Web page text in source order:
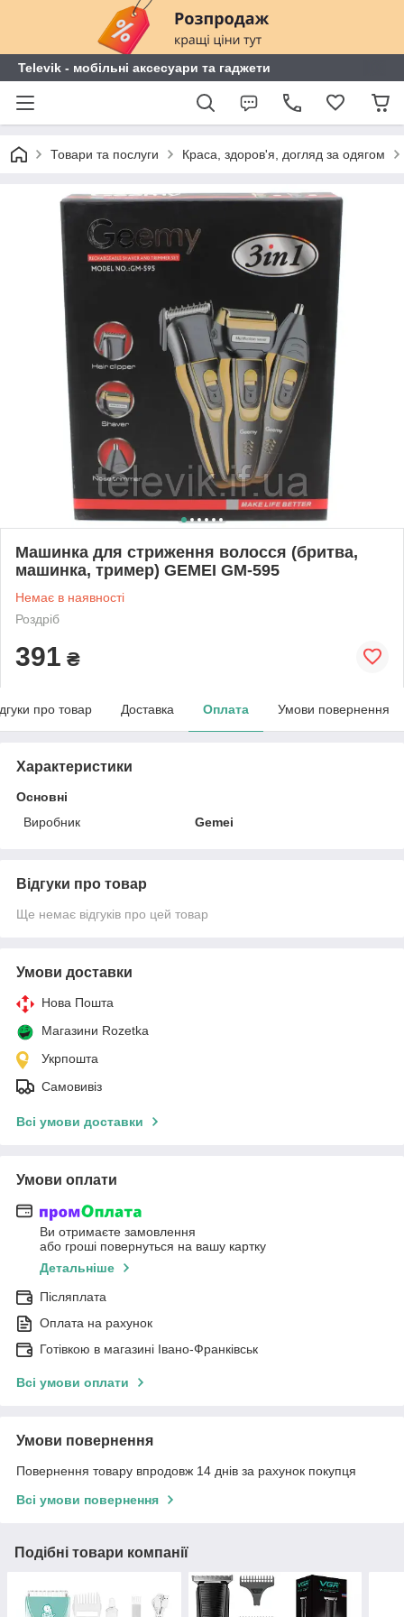
Televik - мобільні аксесуари та гаджети
Товари та послуги Краса, здоров'я, догляд за одягом
Машинка для стриження волосся (бритва,
машинка, тример) GEMEI GM-595
Немає в наявності
Роздріб
391 ₴
про товар Доставка Оплата Умови повернення
Характеристики
Основні
Виробник
Gemei
Відгуки про товар
Ще немає відгуків про цей товар
Умови доставки
Нова Пошта
Магазини Rozetka
Укрпошта
Самовивіз
Всі умови доставки
Умови оплати
Ви отримаєте замовлення
або гроші повернуться на вашу картку
Детальніше
Післяплата
Оплата на рахунок
Готівкою в магазині Івано-Франківськ
Всі умови оплати
Умови повернення
Повернення товару впродовж 14 днів за рахунок покупця
Всі умови повернення
Подібні товари компанії